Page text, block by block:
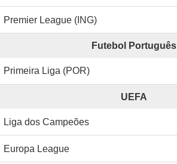
Premier League (ING)
Futebol Português
Primeira Liga (POR)
UEFA
Liga dos Campeões
Europa League